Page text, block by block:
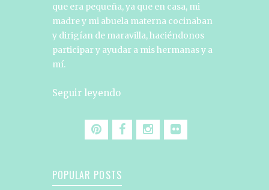
que era pequeña, ya que en casa, mi
madre y mi abuela materna cocinaban
y dirigían de maravilla, haciéndonos
participar y ayudar a mis hermanas y a
mí.
Seguir leyendo
POPULAR POSTS